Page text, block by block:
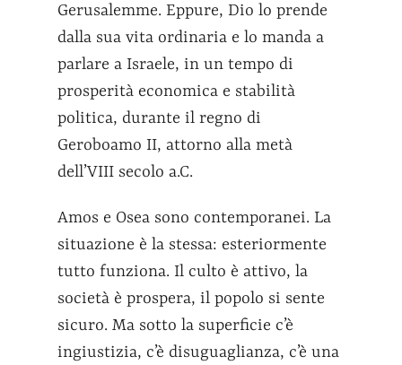
Gerusalemme. Eppure, Dio lo prende
dalla sua vita ordinaria e lo manda a
parlare a Israele, in un tempo di
prosperità economica e stabilità
politica, durante il regno di
Geroboamo II, attorno alla metà
dell’VIII secolo a.C.
Amos e Osea sono contemporanei. La
situazione è la stessa: esteriormente
tutto funziona. Il culto è attivo, la
società è prospera, il popolo si sente
sicuro. Ma sotto la superficie c’è
ingiustizia, c’è disuguaglianza, c’è una